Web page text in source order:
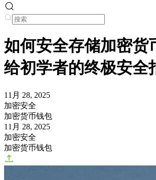
如何安全存储加密货
给初学者的终极安全
11月 28, 2025
加密安全
加密货币钱包
11月 28, 2025
加密安全
加密货币钱包